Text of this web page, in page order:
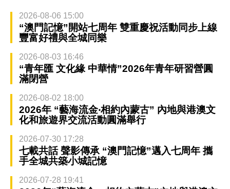
2026-08-06 15:00
“澳門記憶”開站七周年 雙重慶祝活動同步上線
豐富好禮與全城同樂
2026-08-03 16:46
“青年匯 文化緣 中華情”2026年青年研習營圓
滿閉營
2026-08-02 18:00
2026年 “藝海流金‧相約內蒙古” 內地與港澳文
化和旅遊界交流活動圓滿舉行
2026-07-30 17:28
七載共話 聲影傳承 “澳門記憶”邁入七周年 攜
手全城共築小城記憶
2026-07-28 19:41